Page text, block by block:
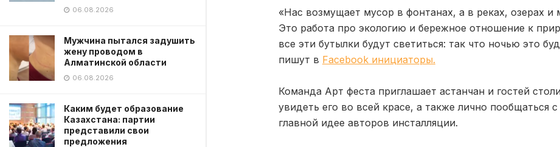
06.08.2026
Мужчина пытался задушить
жену проводом в
Алматинской области
06.08.2026
Каким будет образование
Казахстана: партии
представили свои
предложения
«Нас возмущает мусор в фонтанах, а в реках, озерах
Это работа про экологию и бережное отношение к
все эти бутылки будут светиться: так что ночью это
пишут в Facebook инициаторы.
Команда Арт феста приглашает астанчан и гостей
увидеть его во всей красе, а также лично пообщаться
главной идее авторов инсталляции.